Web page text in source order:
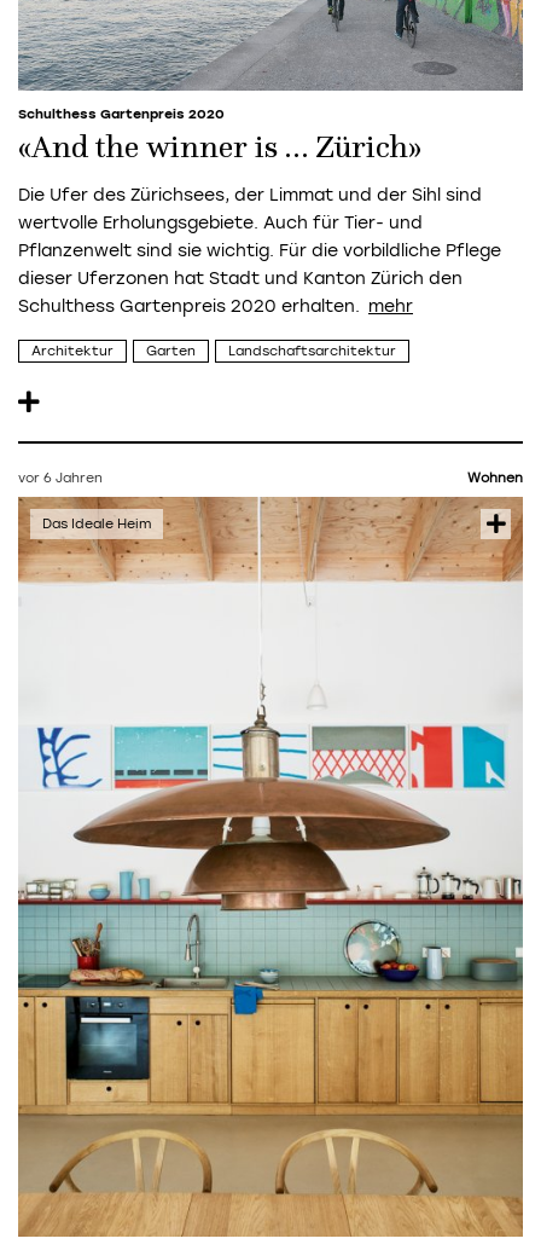
Schulthess Gartenpreis 2020
«And the winner is … Zürich»
Die Ufer des Zürichsees, der Limmat und der Sihl sind
wertvolle Erholungsgebiete. Auch für Tier- und
Pflanzenwelt sind sie wichtig. Für die vorbildliche Pflege
dieser Uferzonen hat Stadt und Kanton Zürich den
Schulthess Gartenpreis 2020 erhalten.
Architektur Garten Landschaftsarchitektur
vor 6 Jahren Wohnen